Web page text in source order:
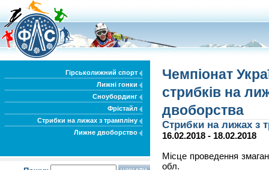
Гірськолижний спорт
Лижні гонки
Сноубординг
Фрістайл
Стрибки на лижах з трампліну
Лижне двоборство
Чемпіонат
стрибків на
двоборства
Стрибки на лижах з
16.02.2018 - 18.02.2018
Місце проведення
обл.